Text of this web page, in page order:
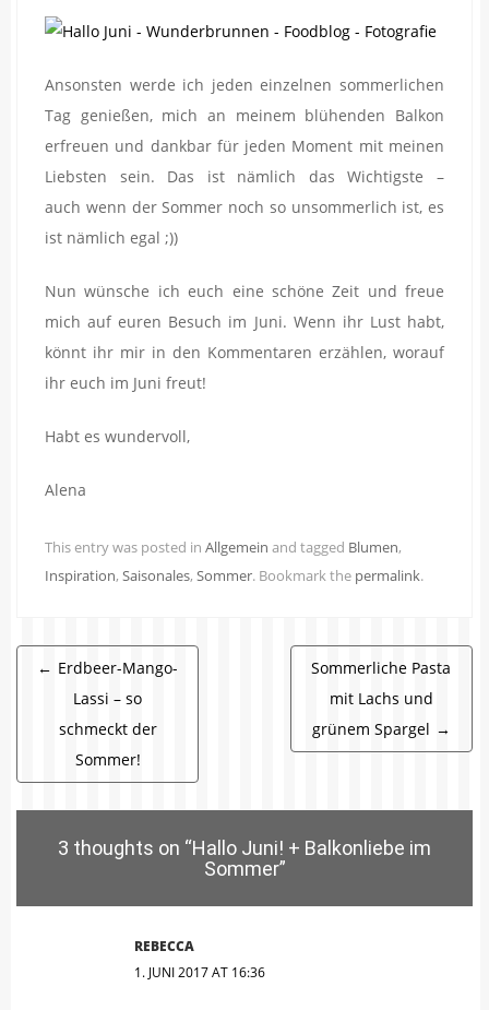
Ansonsten werde ich jeden einzelnen sommerlichen
Tag genießen, mich an meinem blühenden Balkon
erfreuen und dankbar für jeden Moment mit meinen
Liebsten sein. Das ist nämlich das Wichtigste –
auch wenn der Sommer noch so unsommerlich ist, es
ist nämlich egal ;))
Nun wünsche ich euch eine schöne Zeit und freue
mich auf euren Besuch im Juni. Wenn ihr Lust habt,
könnt ihr mir in den Kommentaren erzählen, worauf
ihr euch im Juni freut!
Habt es wundervoll,
Alena
This entry was posted in Allgemein and tagged Blumen,
Inspiration, Saisonales, Sommer. Bookmark the permalink.
Beitragsnavigation
← Erdbeer-Mango-
Lassi – so
schmeckt der
Sommer!
Sommerliche Pasta
mit Lachs und
grünem Spargel →
3 thoughts on “Hallo Juni! + Balkonliebe im
Sommer”
REBECCA
1. JUNI 2017 AT 16:36